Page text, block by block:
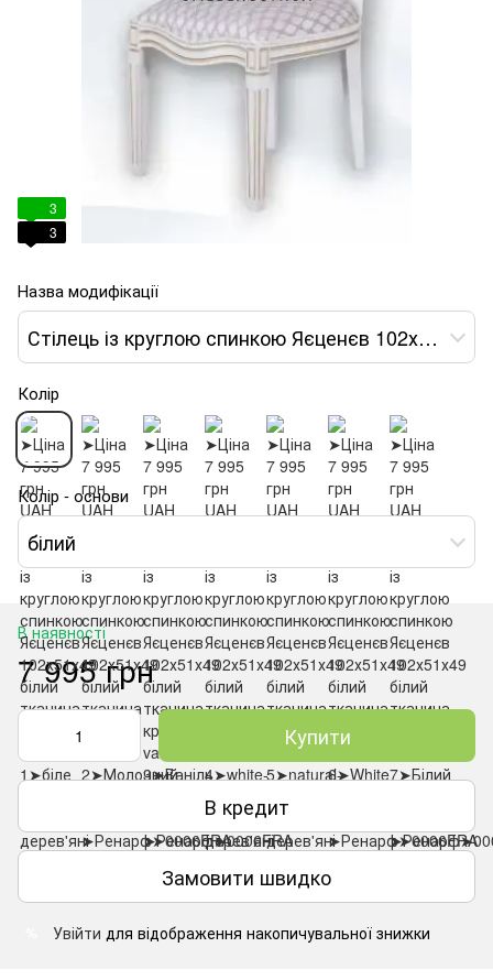
3
3
Назва модифікації
Стілець із круглою спинкою Яєценєв 102х51х49 білий тканина крем var 1
Колір
Колір - основи
білий
В наявності
7 995 грн
Купити
В кредит
Замовити швидко
Увійти для відображення накопичувальної знижки